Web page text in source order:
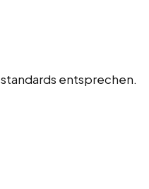
entsprechen.